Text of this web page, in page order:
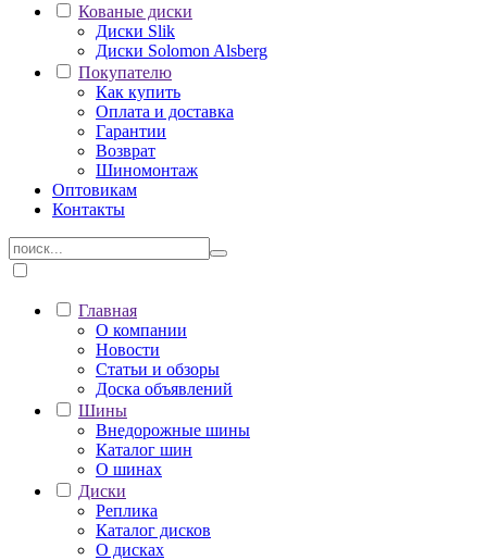
Кованые диски
Диски Slik
Диски Solomon Alsberg
Покупателю
Как купить
Оплата и доставка
Гарантии
Возврат
Шиномонтаж
Оптовикам
Контакты
Главная
О компании
Новости
Статьи и обзоры
Доска объявлений
Шины
Внедорожные шины
Каталог шин
О шинах
Диски
Реплика
Каталог дисков
О дисках